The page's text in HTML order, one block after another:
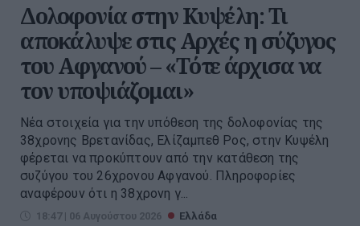
Δολοφονία στην Κυψέλη: Τι
αποκάλυψε στις Αρχές η σύζυγος
του Αφγανού – «Τότε άρχισα να
τον υποψιάζομαι»
Νέα στοιχεία για την υπόθεση της δολοφονίας της
38χρονης Βρετανίδας, Ελίζαμπεθ Ρος, στην Κυψέλη
φέρεται να προκύπτουν από την κατάθεση της
συζύγου του 26χρονου Αφγανού. Πληροφορίες
αναφέρουν ότι η 38χρονη γ...
18:47 | 06 Αυγούστου 2026 Ελλάδα